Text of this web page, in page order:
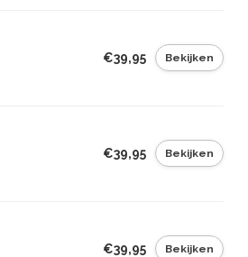
€39,95 Bekijken
€39,95 Bekijken
€39,95 Bekijken